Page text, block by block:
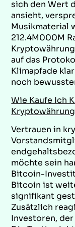
sich den Wert
ansieht,
Musikmaterial
212.4M000M
auf das
Klimapfade
noch
Wie Kaufe Ich
Vertrauen in
möchte sein
Bitcoin-
Bitcoin ist
signifikant
Zusätzlich
Investoren,